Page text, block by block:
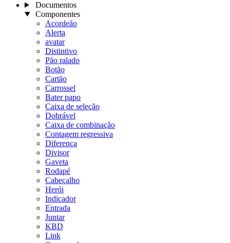
Documentos
Componentes
Acordeão
Alerta
avatar
Distintivo
Pão ralado
Botão
Cartão
Carrossel
Bater papo
Caixa de seleção
Dobrável
Caixa de combinação
Contagem regressiva
Diferença
Divisor
Gaveta
Rodapé
Cabeçalho
Herói
Indicador
Entrada
Juntar
KBD
Link